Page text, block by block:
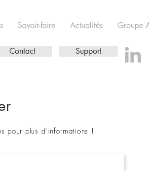
Savoir-faire Actualités Groupe
Contact Support
pour plus d'informations !